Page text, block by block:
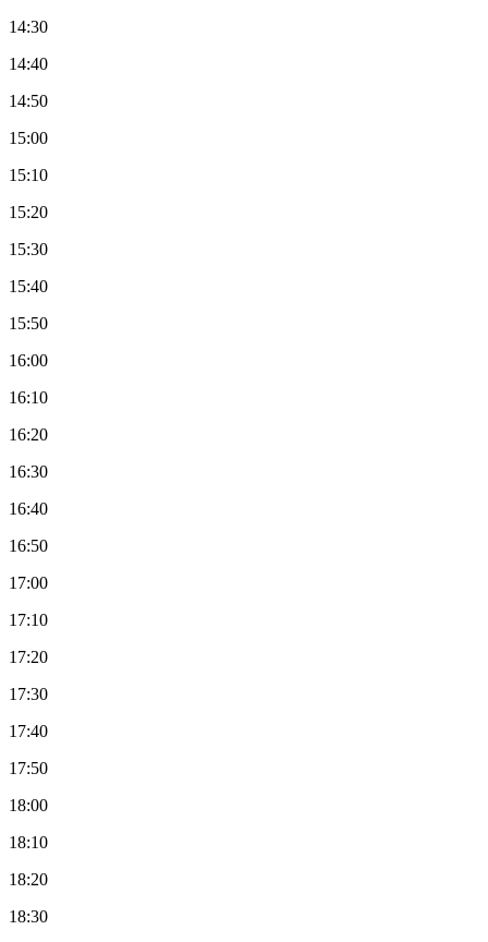
14:30
14:40
14:50
15:00
15:10
15:20
15:30
15:40
15:50
16:00
16:10
16:20
16:30
16:40
16:50
17:00
17:10
17:20
17:30
17:40
17:50
18:00
18:10
18:20
18:30